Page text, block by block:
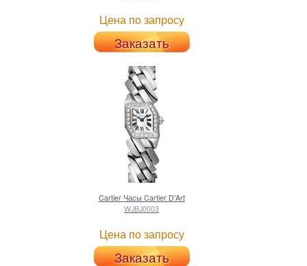
Цена по запросу
Заказать
Cartier Часы Cartier D'Art
WJBJ0003
Цена по запросу
Заказать